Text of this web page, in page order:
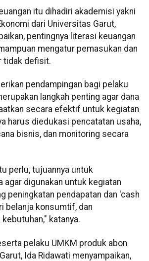
itu dihadiri akademisi yakni
dari Universitas Garut,
pentingnya literasi keuangan
mengatur pemasukan dan
tidak defisit.
pendampingan bagi pelaku
langkah penting agar dana
secara efektif untuk kegiatan
harus diedukasi pencatatan usaha,
bisnis, dan monitoring secara
perlu, tujuannya untuk
agar digunakan untuk kegiatan
peningkatan pendapatan dan 'cash
belanja konsumtif, dan
katanya.
pelaku UMKM produk abon
Ida Ridawati menyampaikan,